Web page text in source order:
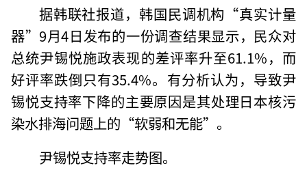
据韩联社报道，韩国民调机构“真实计量
器”9月4日发布的一份调查结果显示，民众对
总统尹锡悦施政表现的差评率升至61.1%，而
好评率跌倒只有35.4%。有分析认为，导致尹
锡悦支持率下降的主要原因是其处理日本核污
染水排海问题上的“软弱和无能”。
尹锡悦支持率走势图。